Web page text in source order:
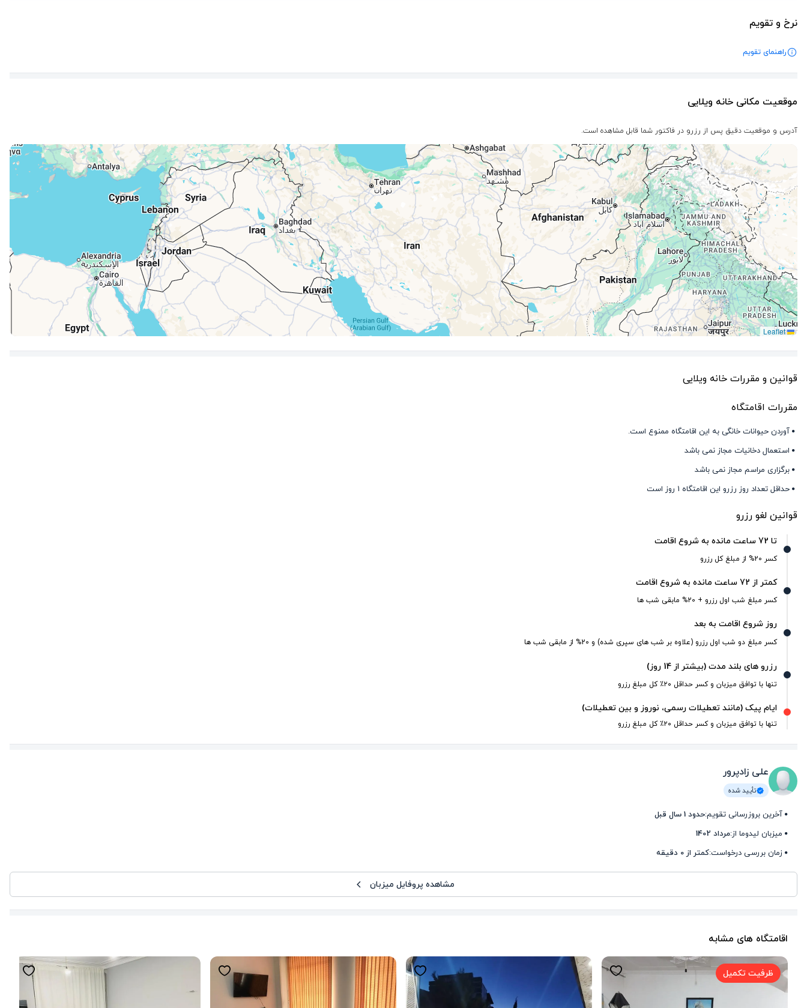
نرخ و تقویم
راهنمای تقویم
موقعیت مکانی خانه ویلایی
آدرس و موقعیت دقیق پس از رزرو در فاکتور شما قابل مشاهده است.
Leaflet
قوانین و مقررات خانه ویلایی
مقررات اقامتگاه
آوردن حیوانات خانگی به این اقامتگاه ممنوع است.
استعمال دخانیات مجاز نمی باشد
برگزاری مراسم مجاز نمی باشد
حداقل تعداد روز رزرو این اقامتگاه 1 روز است
قوانین لغو رزرو
تا 72 ساعت مانده به شروع اقامت
کسر 20% از مبلغ کل رزرو
کمتر از 72 ساعت مانده به شروع اقامت
کسر مبلغ شب اول رزرو + 20% مابقی شب ها
روز شروع اقامت به بعد
کسر مبلغ دو شب اول رزرو (علاوه بر شب های سپری شده) و 20% از مابقی شب ها
رزرو های بلند مدت (بیشتر از 14 روز)
تنها با توافق میزبان و کسر حداقل ۲۰٪ کل مبلغ رزرو
ایام پیک (مانند تعطیلات رسمی، نوروز و بین تعطیلات)
تنها با توافق میزبان و کسر حداقل ۲۰٪ کل مبلغ رزرو
علی زادپرور
تأیید شده
آخرین بروزرسانی تقویم:حدود 1 سال قبل
میزبان لیدوما از:مرداد 1402
زمان بررسی درخواست:کمتر از 0 دقیقه
مشاهده پروفایل میزبان
اقامتگاه های مشابه
ظرفیت تکمیل